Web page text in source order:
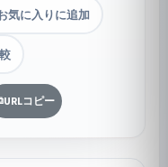
気に入りに追加
URLコピー